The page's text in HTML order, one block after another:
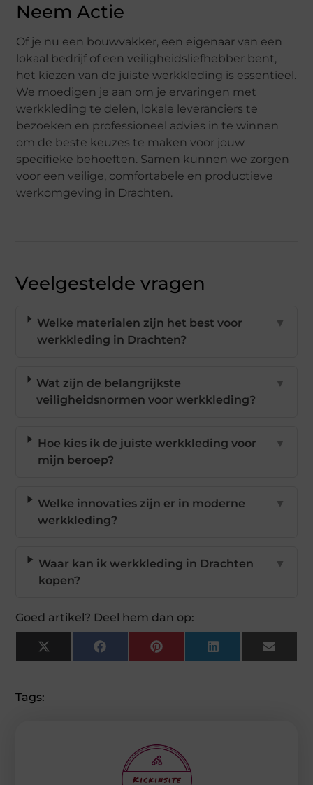
Neem Actie
Of je nu een bouwvakker, een eigenaar van een
lokaal bedrijf of een veiligheidsliefhebber bent,
het kiezen van de juiste werkkleding is essentieel.
We moedigen je aan om je ervaringen met
werkkleding te delen, lokale leveranciers te
bezoeken en professioneel advies in te winnen
om de beste keuzes te maken voor jouw
specifieke behoeften. Samen kunnen we zorgen
voor een veilige, comfortabele en productieve
werkomgeving in Drachten.
Veelgestelde vragen
Welke materialen zijn het best voor
werkkleding in Drachten?
▼
Wat zijn de belangrijkste
veiligheidsnormen voor werkkleding?
▼
Hoe kies ik de juiste werkkleding voor
mijn beroep?
▼
Welke innovaties zijn er in moderne
werkkleding?
▼
Waar kan ik werkkleding in Drachten
kopen?
▼
Goed artikel? Deel hem dan op:
X
(Twitter)
FacebookPinterestLinkedIn Email
Tags: